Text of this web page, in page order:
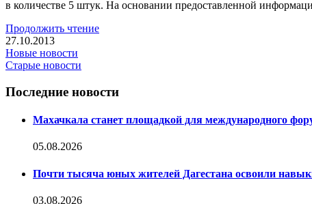
в количестве 5 штук. На основании предоставленной
Продолжить чтение
27.10.2013
Новые новости
Старые новости
Последние новости
Махачкала станет площадкой для международного
05.08.2026
Почти тысяча юных жителей Дагестана освоили
03.08.2026